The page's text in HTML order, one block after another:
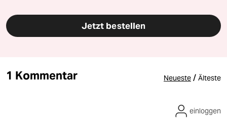
Jetzt bestellen
1 Kommentar Neueste / Älteste
einloggen